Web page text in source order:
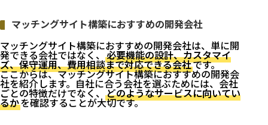
マッチングサイト構築におすすめの開発会社
マッチングサイト構築におすすめの開発会社は、単に開
発できる会社ではなく、 必要機能の設計、カスタマイ
ズ、保守運用、費用相談まで対応できる会社です。
ここからは、マッチングサイト構築におすすめの開発会
社を紹介します。自社に合う会社を選ぶためには、会社
ごとの特徴だけでなく、 どのようなサービスに向いてい
るかを確認することが大切です。